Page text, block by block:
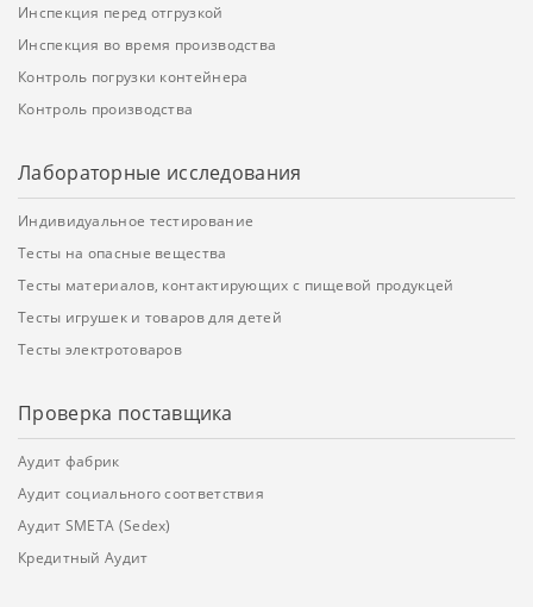
Инспекция перед отгрузкой
Инспекция во время производства
Контроль погрузки контейнера
Контроль производства
Лабораторные исследования
Индивидуальное тестирование
Тесты на опасные вещества
Тесты материалов, контактирующих с пищевой продукцей
Тесты игрушек и товаров для детей
Тесты электротоваров
Проверка поставщика
Аудит фабрик
Аудит социального соответствия
Аудит SMETA (Sedex)
Кредитный Аудит